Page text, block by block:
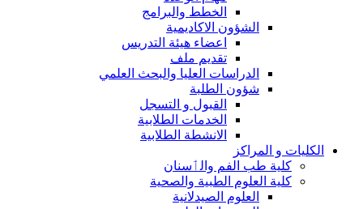
الخطط والبرامج
الشؤون الاكاديمية
اعضاء هيئة التدريس
تقديم ملف
الدراسات العليا والبحث العلمي
شؤون الطلبة
القبول و التسجل
الخدمات الطلابية
الانشطة الطلابية
الكليات و المراكز
كلية طب الفم والٲسنان
كلية العلوم الطبية والصحية
العلوم الصيدلانية